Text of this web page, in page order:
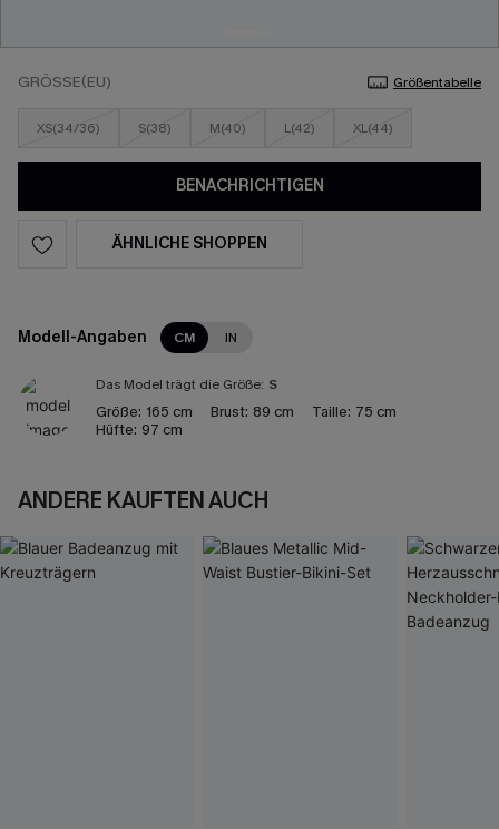
GRÖSSE(EU) Größentabelle
XS(34/36) S(38) M(40) L(42) XL(44)
BENACHRICHTIGEN
ÄHNLICHE SHOPPEN
Modell-Angaben CM IN
Das Model trägt die Größe: S
Größe: 165 cm Brust: 89 cm Taille: 75 cm
Hüfte: 97 cm
ANDERE KAUFTEN AUCH